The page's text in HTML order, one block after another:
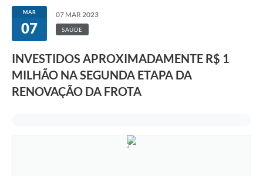
ACESSO À INFORMAÇÃO
Publicações Oficiais
Notícias
Contato
MAR
07
07 MAR 2023
SAÚDE
INVESTIDOS APROXIMADAMENTE R$ 1
MILHÃO NA SEGUNDA ETAPA DA
RENOVAÇÃO DA FROTA